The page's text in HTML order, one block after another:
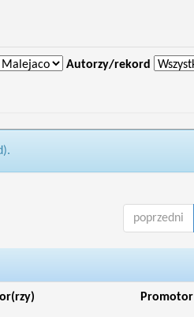
Autorzy/rekord
poprzedni
Promotor